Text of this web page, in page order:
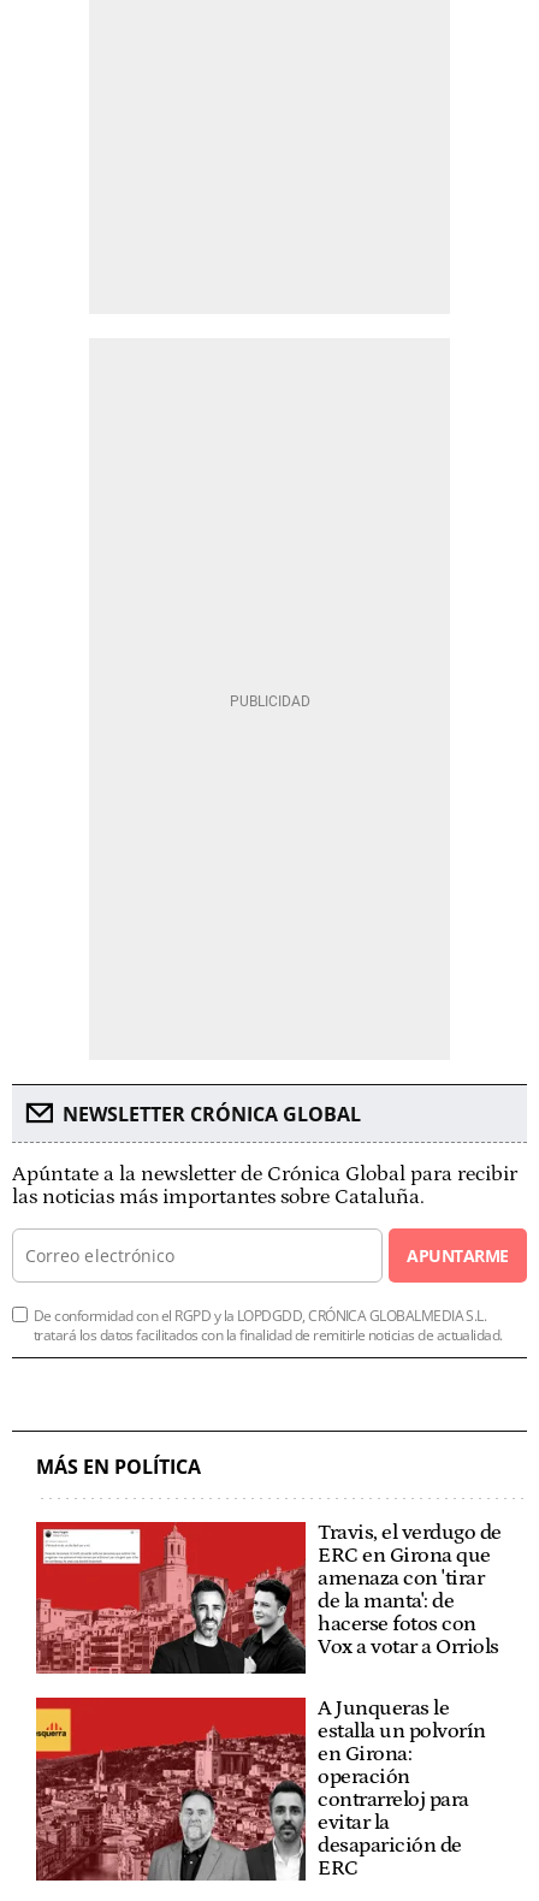
NEWSLETTER CRÓNICA GLOBAL
Apúntate a la newsletter de Crónica Global para recibir
las noticias más importantes sobre Cataluña.
APUNTARME
De conformidad con el RGPD y la LOPDGDD, CRÓNICA GLOBALMEDIA S.L.
tratará los datos facilitados con la finalidad de remitirle noticias de actualidad.
MÁS EN POLÍTICA
Travis, el verdugo de
ERC en Girona que
amenaza con 'tirar
de la manta': de
hacerse fotos con
Vox a votar a Orriols
A Junqueras le
estalla un polvorín
en Girona:
operación
contrarreloj para
evitar la
desaparición de
ERC